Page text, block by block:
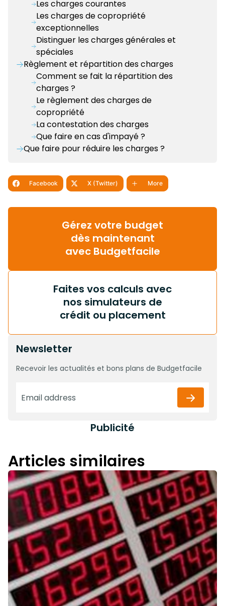
Les charges courantes
Les charges de copropriété
exceptionnelles
Distinguer les charges générales et
spéciales
Règlement et répartition des charges
Comment se fait la répartition des
charges ?
Le règlement des charges de
copropriété
La contestation des charges
Que faire en cas d'impayé ?
Que faire pour réduire les charges ?
Facebook X (Twitter) More
Gérez votre budget
dès maintenant
avec Budgetfacile
Faites vos calculs avec
nos simulateurs de
crédit ou placement
Newsletter
Recevoir les actualités et bons plans de Budgetfacile
Publicité
Articles similaires